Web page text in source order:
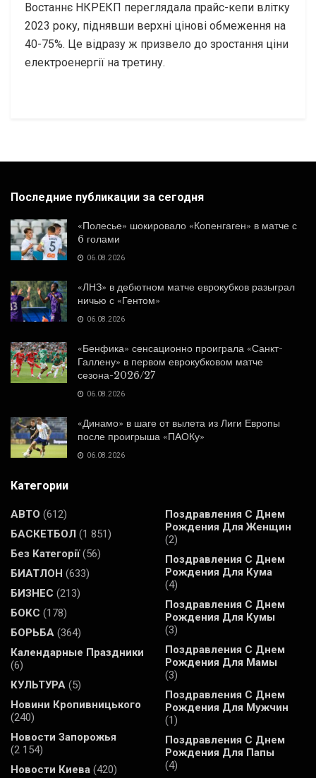
Востаннє НКРЕКП переглядала прайс-кепи влітку
2023 року, піднявши верхні цінові обмеження на
40-75%. Це відразу ж призвело до зростання ціни
електроенергії на третину.
Последние публикации за сегодня
«Полесье» шокировало «Копенгаген» в матче с
6 голами
06.08.2026
«ЛНЗ» в дебютном матче еврокубков разыграл
ничью с «Гентом»
06.08.2026
«Бенфика» сенсационно проиграла «Санкт-
Галлену» в первом еврокубковом матче
сезона-2026/27
06.08.2026
«Динамо» в шаге от вылета из Лиги Европы
после проигрыша «ПАОКу»
06.08.2026
Категории
АВТО (612)
БАСКЕТБОЛ (1 851)
Без Категорії(56)
БИАТЛОН (633)
БИЗНЕС (213)
БОКС (178)
БОРЬБА (364)
Календарные Праздники
(6)
КУЛЬТУРА (5)
Новини Кропивницького
(240)
Новости Запорожья
(2 154)
Новости Киева (420)
Поздравления С Днем
Рождения Для Женщин
(2)
Поздравления С Днем
Рождения Для Кума
(4)
Поздравления С Днем
Рождения Для Кумы
(3)
Поздравления С Днем
Рождения Для Мамы
(3)
Поздравления С Днем
Рождения Для Мужчин
(1)
Поздравления С Днем
Рождения Для Папы
(4)